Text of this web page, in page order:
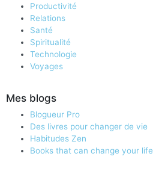
Productivité
Relations
Santé
Spiritualité
Technologie
Voyages
Mes blogs
Blogueur Pro
Des livres pour changer de vie
Habitudes Zen
Books that can change your life